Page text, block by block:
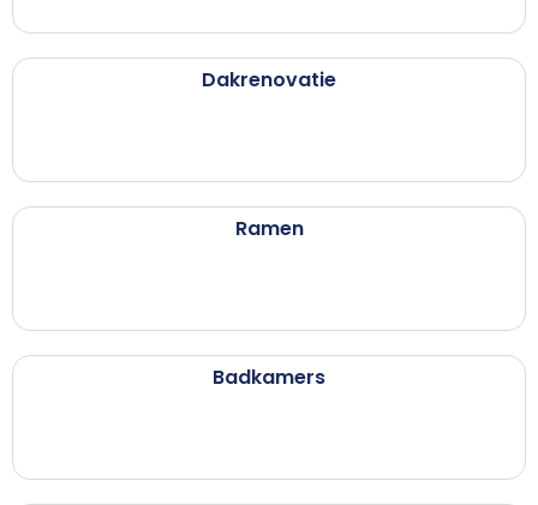
Dakrenovatie
Ramen
Badkamers